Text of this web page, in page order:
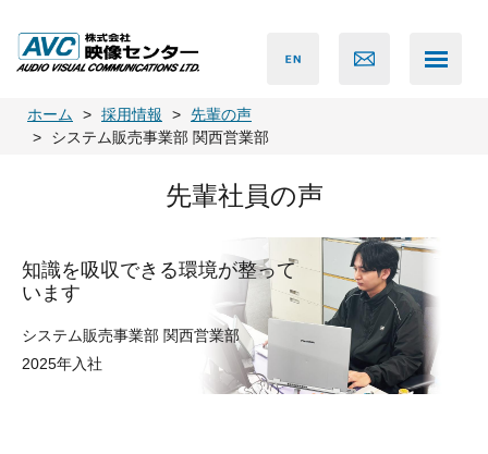
ホーム 採用情報
先輩の声
システム販売事業部 関西営業部
先輩社員の声
知識を吸収できる環境が整って
います
システム販売事業部 関西営業部
2025年入社